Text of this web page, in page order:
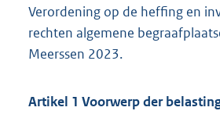
Verordening op de heffing en
rechten algemene
Meerssen 2023.
Artikel 1 Voorwerp der